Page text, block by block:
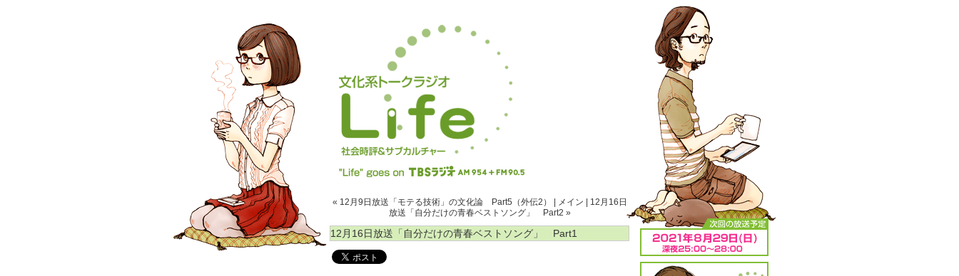
« 12月9日放送「モテる技術」の文化論 Part5（外伝2） メイン
12月16日
放送「自分だけの青春ベストソング」 Part2 »
12月16日放送「自分だけの青春ベストソング」 Part1